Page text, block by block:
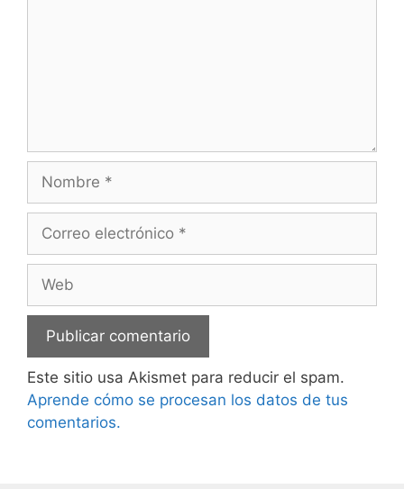
electrónico
Este sitio usa Akismet para reducir el spam.
Aprende cómo se procesan los datos de tus
comentarios.